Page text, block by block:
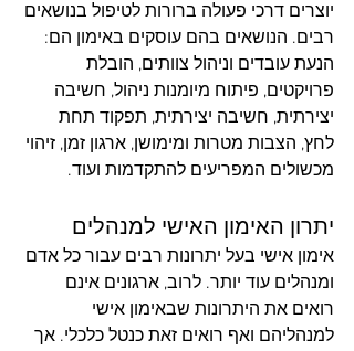
יוצרים דרכי פעולה ברורות לטיפול בנושאים
רבים. הנושאים בהם עוסקים באימון הם:
הנעת עובדים וניהול צוותים, הובלת
פרויקטים, פיתוח מיומנות ניהול, חשיבה
יצירתית, חשיבה יצירתית, תפקוד תחת
לחץ, הצבות מטרות ומימושן, ארגון זמן, זיהוי
מכשולים המפריעים להתקדמות ועוד.
יתרון האימון האישי למנהלים
אימון אישי בעל יתרונות רבים עבור כל אדם
ומנהלים עוד יותר. לרוב, ארגונים אינם
רואים את היתרונות שבאימון אישי
למנהליהם ואף רואים זאת כנטל כלכלי. אך